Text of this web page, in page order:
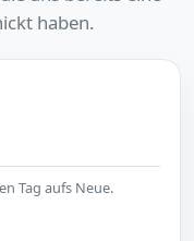
haben.
Tag aufs Neue.